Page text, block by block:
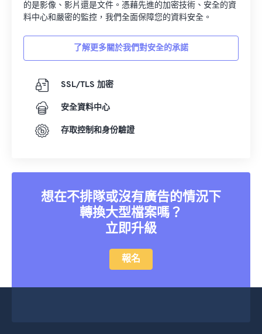
的是影像、影片還是文件。憑藉先進的加密技術、安全的資
料中心和嚴密的監控，我們全面保障您的資料安全。
了解更多關於我們對安全的承諾
SSL/TLS 加密
安全資料中心
存取控制和身份驗證
想在不排隊或沒有廣告的情況下
轉換大型檔案嗎？
立即升級
報名